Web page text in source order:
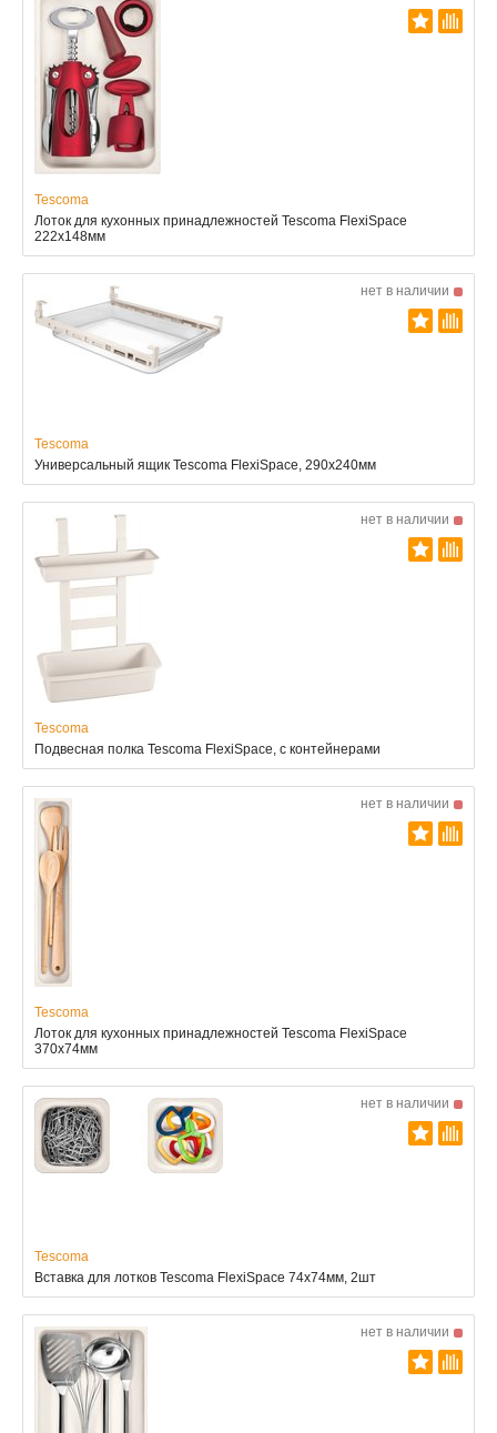
Tescoma
Лоток для кухонных принадлежностей Tescoma FlexiSpace
222x148мм
нет в наличии
Tescoma
Универсальный ящик Tescoma FlexiSpace, 290x240мм
нет в наличии
Tescoma
Подвесная полка Tescoma FlexiSpace, с контейнерами
нет в наличии
Tescoma
Лоток для кухонных принадлежностей Tescoma FlexiSpace
370x74мм
нет в наличии
Tescoma
Вставка для лотков Tescoma FlexiSpace 74x74мм, 2шт
нет в наличии